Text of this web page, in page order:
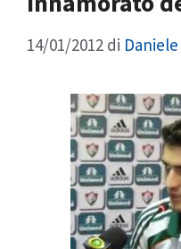
14/01/2012 di